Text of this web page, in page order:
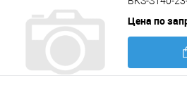
Цена по